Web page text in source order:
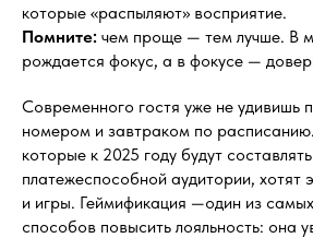
которые «распыляют» восприятие.
Помните: чем проще — тем лучше. В
рождается фокус, а в фокусе —
Современного гостя уже не удивишь
номером и завтраком по
которые к 2025 году будут
платежеспособной аудитории, хотят
и игры. Геймификация —один из
способов повысить лояльность: она